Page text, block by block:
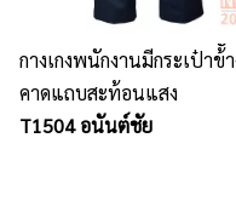
กางเกงพนักงานมีกระเป๋าข้ั
คาดแถบสะท้อนแสง
T1504 อนันต์ชัย